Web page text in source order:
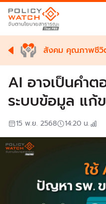
สังคม คุณภาพชีวิ
AI อาจเป็นคำ
ระบบข้อมูล แก้
15 พ.ย. 2568 14:20 น.